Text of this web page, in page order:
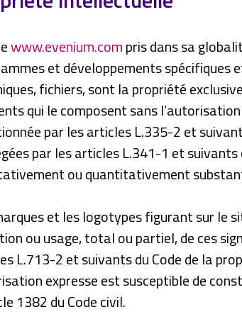
www.evenium.compris dans sa
et développements spécifiques
fichiers, sont la propriété
qui le composent sans
par les articles L.335-2 et
par les articles L.341-1 et
ou quantitativement
et les logotypes figurant sur le
ou usage, total ou partiel, de ces
L.713-2 et suivants du Code de la
expresse est susceptible de
1382 du Code civil.